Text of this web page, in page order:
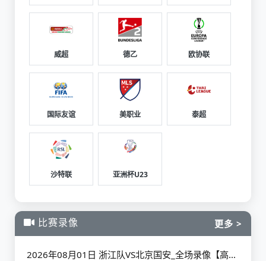
威超 德乙 欧协联
国际友谊 美职业 泰超
沙特联 亚洲杯U23
比赛录像 更多 >
2026年08月01日 浙江队VS北京国安_全场录像【高清回放】